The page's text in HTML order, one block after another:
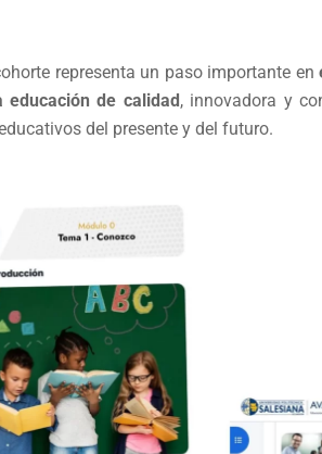
representa un paso importante en
educación de calidad, innovadora y
del presente y del futuro.